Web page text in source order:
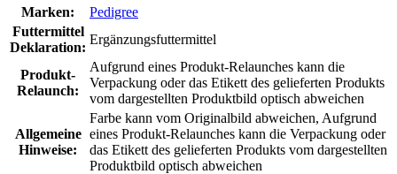
Marken:
Pedigree
Futtermittel
Deklaration:
Ergänzungsfuttermittel
Produkt-
Relaunch:
Aufgrund eines Produkt-Relaunches kann die
Verpackung oder das Etikett des gelieferten Produkts
vom dargestellten Produktbild optisch abweichen
Allgemeine
Hinweise:
Farbe kann vom Originalbild abweichen, Aufgrund
eines Produkt-Relaunches kann die Verpackung oder
das Etikett des gelieferten Produkts vom dargestellten
Produktbild optisch abweichen